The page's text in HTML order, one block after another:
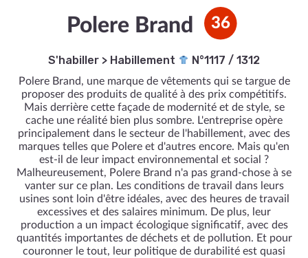
Polere Brand 36
S'habiller > Habillement N°1117 / 1312
Polere Brand, une marque de vêtements qui se targue de
proposer des produits de qualité à des prix compétitifs.
Mais derrière cette façade de modernité et de style, se
cache une réalité bien plus sombre. L'entreprise opère
principalement dans le secteur de l'habillement, avec des
marques telles que Polere et d'autres encore. Mais qu'en
est-il de leur impact environnemental et social ?
Malheureusement, Polere Brand n'a pas grand-chose à se
vanter sur ce plan. Les conditions de travail dans leurs
usines sont loin d'être idéales, avec des heures de travail
excessives et des salaires minimum. De plus, leur
production a un impact écologique significatif, avec des
quantités importantes de déchets et de pollution. Et pour
couronner le tout, leur politique de durabilité est quasi